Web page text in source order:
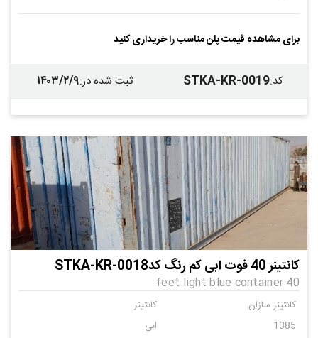
برای مشاهده قیمت پلن مناسب را خریداری کنید
کد:
STKA-KR-0019 ثبت شده در:۱۴۰۳/۲/۹
کانتینر 40 فوت ابی کم رنگ کدSTKA-KR-0018
40 feet light blue container
کانتینر سازان
کانتینر
1385
ابی